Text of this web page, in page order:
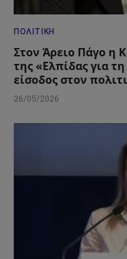
ΠΟΛΙΤΙΚΉ
Στον Άρειο Πάγο η
της «Ελπίδας για
είσοδος στον
26/05/2026